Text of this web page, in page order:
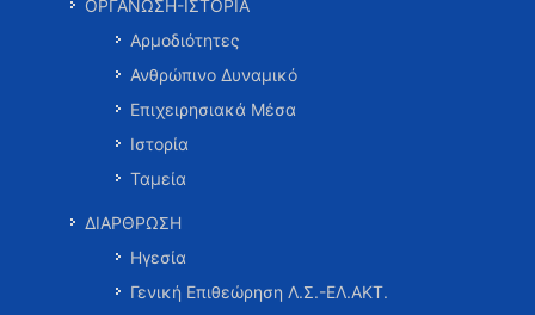
ΟΡΓΑΝΩΣΗ-ΙΣΤΟΡΙΑ
Αρμοδιότητες
Ανθρώπινο Δυναμικό
Επιχειρησιακά Μέσα
Ιστορία
Ταμεία
ΔΙΑΡΘΡΩΣΗ
Ηγεσία
Γενική Επιθεώρηση Λ.Σ.-ΕΛ.ΑΚΤ.